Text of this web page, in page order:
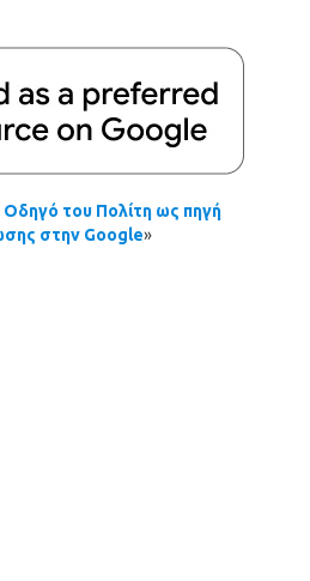
του Πολίτη ως πηγή
στην Google»